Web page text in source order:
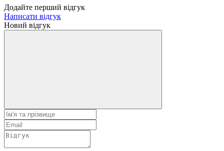
Додайте перший відгук
Написати відгук
Новий відгук